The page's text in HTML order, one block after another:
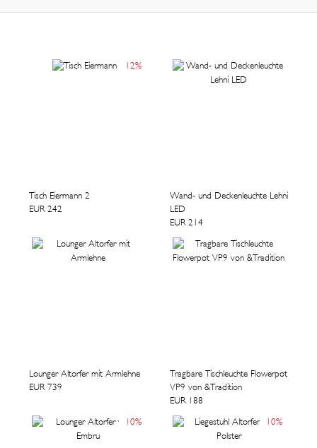
12%
Tisch Eiermann 2
EUR 242
Wand- und Deckenleuchte Lehni
LED
EUR 214
Lounger Altorfer mit Armlehne
EUR 739
Tragbare Tischleuchte Flowerpot
VP9 von &Tradition
EUR 188
10% 10%